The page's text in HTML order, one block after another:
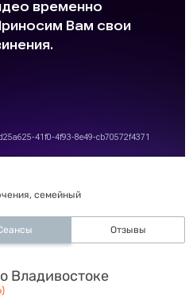
семейный
Отзывы
Владивостоке